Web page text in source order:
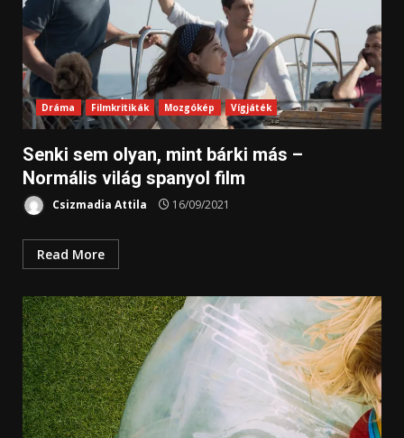
Dráma Filmkritikák Mozgókép Vígjáték
Senki sem olyan, mint bárki más –
Normális világ spanyol film
Csizmadia Attila 16/09/2021
Read More